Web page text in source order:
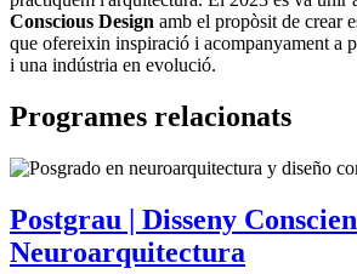
Conscious Design amb el propòsit de crear
que ofereixin inspiració i acompanyament a
i una indústria en evolució.
Programes relacionats
Postgrau | Disseny
Neuroarquitectura